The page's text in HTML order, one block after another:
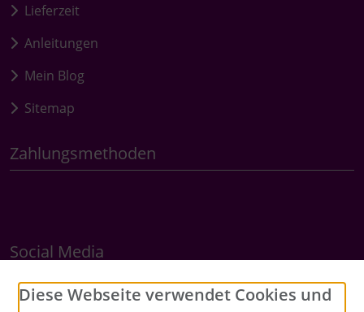
Lieferzeit
Anleitungen
Mein Blog
Sitemap
Zahlungsmethoden
Social Media
Diese Webseite verwendet Cookies und